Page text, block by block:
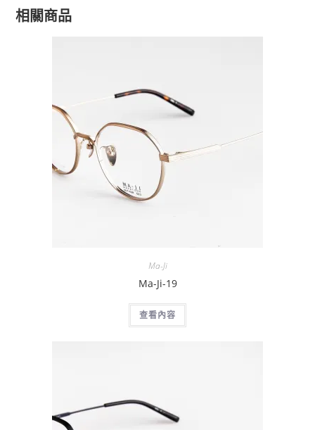
相關商品
Ma-Ji
Ma-Ji-19
查看內容